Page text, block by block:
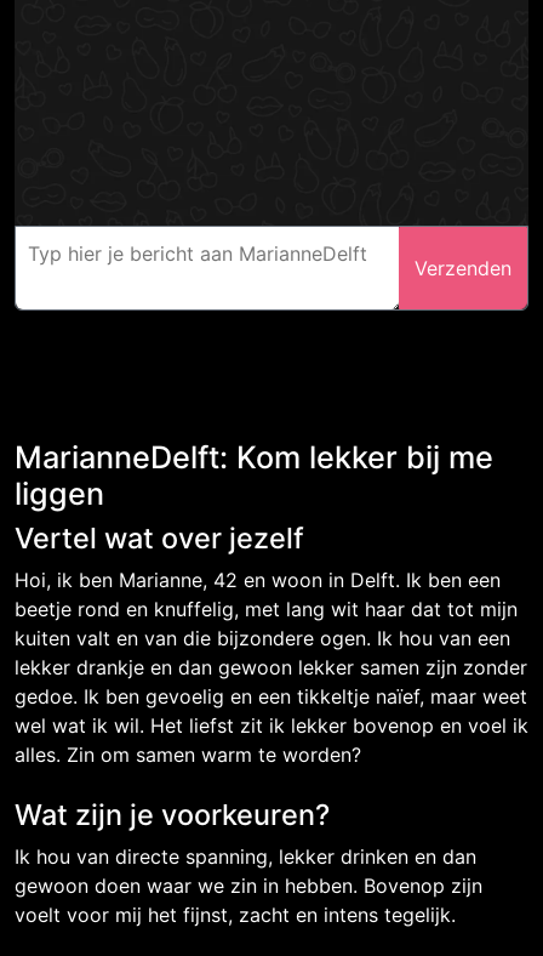
Verzenden
MarianneDelft: Kom lekker bij me
liggen
Vertel wat over jezelf
Hoi, ik ben Marianne, 42 en woon in Delft. Ik ben een
beetje rond en knuffelig, met lang wit haar dat tot mijn
kuiten valt en van die bijzondere ogen. Ik hou van een
lekker drankje en dan gewoon lekker samen zijn zonder
gedoe. Ik ben gevoelig en een tikkeltje naïef, maar weet
wel wat ik wil. Het liefst zit ik lekker bovenop en voel ik
alles. Zin om samen warm te worden?
Wat zijn je voorkeuren?
Ik hou van directe spanning, lekker drinken en dan
gewoon doen waar we zin in hebben. Bovenop zijn
voelt voor mij het fijnst, zacht en intens tegelijk.